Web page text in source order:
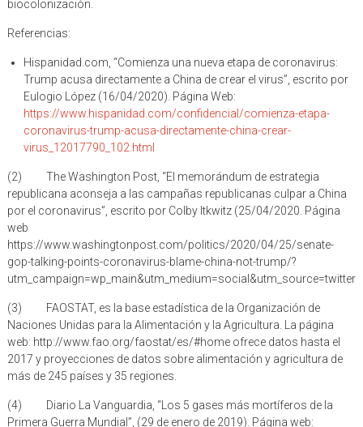
Trump acusa directamente a China de crear el virus”, escrito por
Eulogio López (16/04/2020). Página Web:
https://www.hispanidad.com/confidencial/comienza-etapa-
coronavirus-trump-acusa-directamente-china-crear-
virus_12017790_102.html
republicana aconseja a las campañas republicanas culpar a China
por el coronavirus”, escrito por Colby Itkwitz (25/04/2020. Página
web
https://www.washingtonpost.com/politics/2020/04/25/senate-
gop-talking-points-coronavirus-blame-china-not-trump/?
utm_campaign=wp_main&utm_medium=social&utm_source=twitter
Naciones Unidas para la Alimentación y la Agricultura. La página
web: http://www.fao.org/faostat/es/#home ofrece datos hasta el
2017 y proyecciones de datos sobre alimentación y agricultura de
más de 245 países y 35 regiones.
Primera Guerra Mundial”, (29 de enero de 2019). Página web:
https://www.lavanguardia.com/historiayvida/historia-